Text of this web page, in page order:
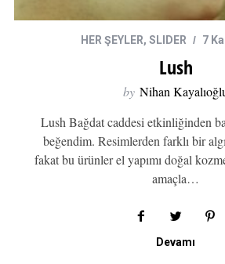
HER ŞEYLER, SLIDER 7
Lush
by Nihan
Lush Bağdat caddesi etkinliğinden
beğendim. Resimlerden farklı bir
fakat bu ürünler el yapımı doğal
amaçla…
Devamı